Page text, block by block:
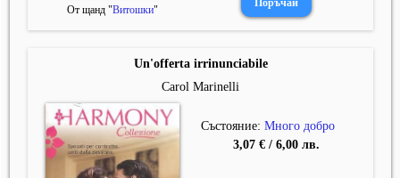
От щанд "Витошки"
Un'offerta irrinunciabile
Carol Marinelli
Състояние: Много добро
3,07 € / 6,00 лв.